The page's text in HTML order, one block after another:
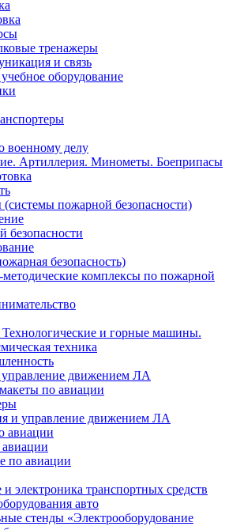
тренажеры
и связь
оборудование
военному делу
Артиллерия. Минометы. Боеприпасы
пожарной безопасности)
безопасности
безопасность)
комплексы по пожарной
Технологические и горные машины.
техника
управление движением ЛА
по авиации
и управление движением ЛА
авиации
по авиации
электроника транспортных средств
авто
стенды «Электрооборудование